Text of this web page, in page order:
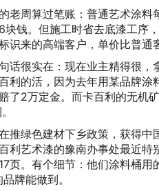
老周算过笔账：普通艺术涂料
块钱。但施工时省去底漆工序
识来的高端客户，单价比普通
话很实在：现在业主精得很，
利的活，因为去年用某品牌涂
了2万定金。而卡百利的无机
推绿色建材下乡政策，获得中
利艺术漆的豫南办事处最近特
页。有个细节：他们涂料桶
牌能做到。